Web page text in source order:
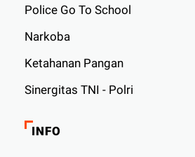
Police Go To School
Narkoba
Ketahanan Pangan
Sinergitas TNI - Polri
INFO